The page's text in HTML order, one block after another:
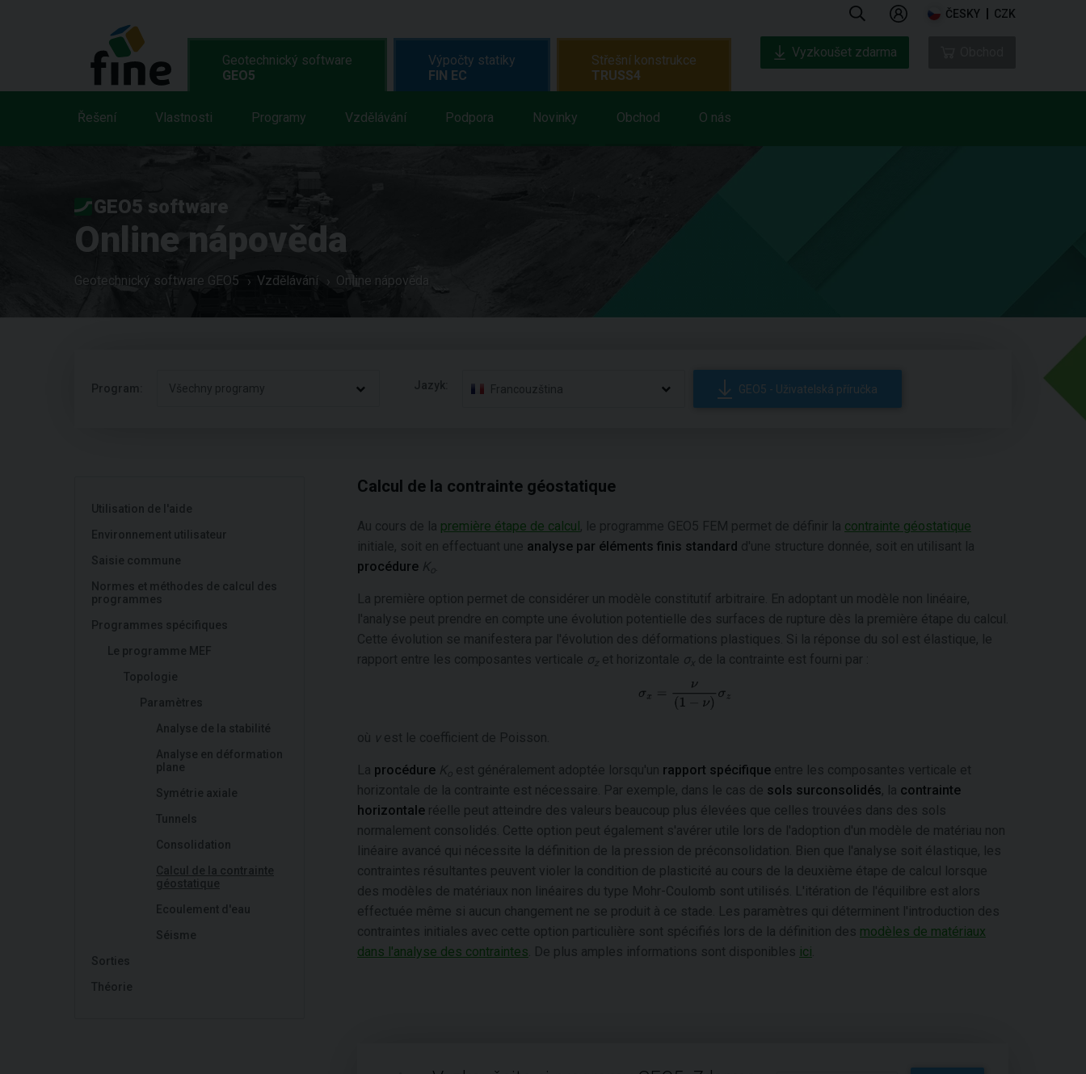
ČESKY CZK
Geotechnický software
GEO5
Řešení Vlastnosti Programy Vzdělávání Podpora Novinky Obchod O nás
Výpočty statiky
FIN EC
Střešní konstrukce
TRUSS4
Vyzkoušet zdarma
GEO5 software
Online nápověda
Geotechnický software GEO5 Vzdělávání Online nápověda
Program: Všechny programy Jazyk: Francouzština GEO5 - Uživatelská příručka
Utilisation de l'aide
Environnement utilisateur
Saisie commune
Normes et méthodes de calcul des
programmes
Programmes spécifiques
Le programme MEF
Topologie
Paramètres
Analyse de la stabilité
Analyse en déformation
plane
Symétrie axiale
Tunnels
Consolidation
Calcul de la contrainte
géostatique
Ecoulement d'eau
Séisme
Sorties
Théorie
Calcul de la contrainte géostatique
Au cours de la première étape de calcul, le programme GEO5 FEM permet de définir la contrainte géostatique
initiale, soit en effectuant une analyse par éléments finis standard d'une structure donnée, soit en utilisant la
procédure K o
La première option permet de considérer un modèle constitutif arbitraire. En adoptant un modèle non linéaire,
l'analyse peut prendre en compte une évolution potentielle des surfaces de rupture dès la première étape du calcul.
Cette évolution se manifestera par l'évolution des déformations plastiques. Si la réponse du sol est élastique, le
rapport entre les composantes verticale σz et horizontale σ x de la contrainte est fourni par :
où ν est le coefficient de Poisson.
La procédure K o est généralement adoptée lorsqu'un rapport spécifique entre les composantes verticale et
horizontale de la contrainte est nécessaire. Par exemple, dans le cas de sols surconsolidés, la contrainte
horizontale réelle peut atteindre des valeurs beaucoup plus élevées que celles trouvées dans des sols
normalement consolidés. Cette option peut également s'avérer utile lors de l'adoption d'un modèle de matériau non
linéaire avancé qui nécessite la définition de la pression de préconsolidation. Bien que l'analyse soit élastique, les
contraintes résultantes peuvent violer la condition de plasticité au cours de la deuxième étape de calcul lorsque
des modèles de matériaux non linéaires du type Mohr-Coulomb sont utilisés. L'itération de l'équilibre est alors
effectuée même si aucun changement ne se produit à ce stade. Les paramètres qui déterminent l'introduction des
contraintes initiales avec cette option particulière sont spécifiés lors de la définition des modèles de matériaux
dans l'analyse des contraintes . De plus amples informations sont disponibles ici